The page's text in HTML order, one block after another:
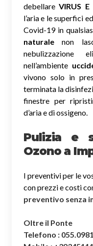
debellareVIRUS E
l’aria e le superfici
Covid-19 in
naturale non
nebulizzazione
nell’ambiente
vivono solo in
terminata la
finestre per
d’aria e di ossigeno.
Pulizia e
Ozono a
I preventivi per le
con prezzi e costi
preventivo senza
Oltre il Ponte
Telefono :